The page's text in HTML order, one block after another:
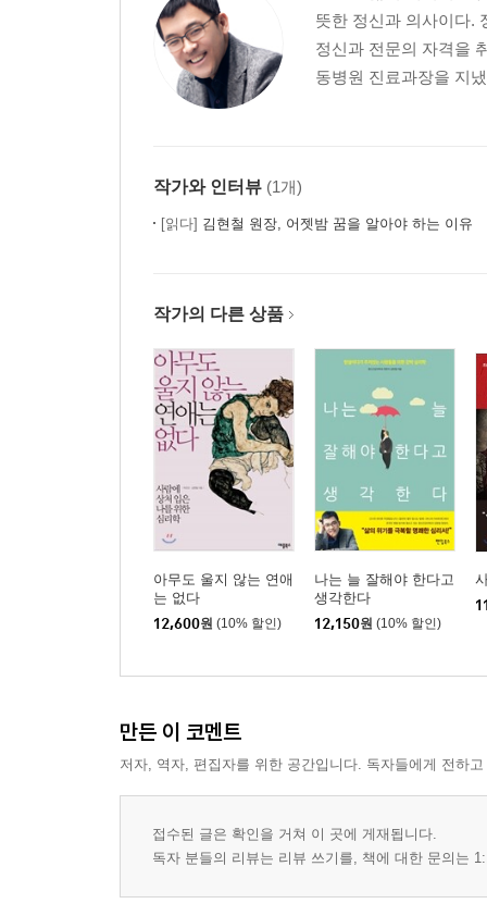
chapter 03.
자극적인 감정에만 빠지는 사람들의 불안의 심리학
03. 잘 헤어지지 못하는 나, 괜찮은 걸까
04. 엄마에게서 헤어나지 못하는 나, 괜찮은 걸까
유난히도 사랑에 약한 사람들의 불안의 심리학
01. 연애할 때마다 점집을 찾는 나, 괜찮은 걸까
02. 잘나가는 사람만 끌리는 나, 괜찮은 걸까
03. 음식에 집착하는 나, 괜찮은 걸까
04. 사랑하면 어린아이가 되는 나, 괜찮은 걸까
힘겨운 관계에 매달리는 사람들의 불안의 심리학
02. 유부남, 유부녀에게만 끌리는 나, 괜찮은 걸까
04. 희생해야만 사랑하는 것 같은 나, 괜찮은 걸까
05. 동생의 결혼식이 편하지 않은 나, 괜찮은 걸까
나쁜 생각과 걱정만 하는 사람들의 불안의 심리학
01. 섹스가 두려운 나, 괜찮은 걸까
뜻한 정신과 의사이다.
정신과 전문의 자격을
동병원 진료과장을 지
작가와 인터뷰 (1개)
[읽다] 김현철 원장, 어젯밤 꿈을 알아야 하는 이유
작가의 다른 상품
아무도 울지 않는 연애
는 없다
12,600원 (10% 할인)
나는 늘 잘해야 한다고
생각한다
12,150원 (10% 할인)
만든 이 코멘트
저자, 역자, 편집자를 위한 공간입니다. 독자들에게 전하
접수된 글은 확인을 거쳐 이 곳에 게재됩니다.
독자 분들의 리뷰는 리뷰 쓰기를, 책에 대한 문의는